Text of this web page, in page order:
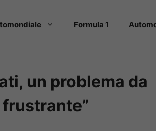
Formula 1
un problema da